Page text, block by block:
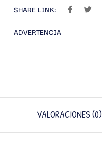
SHARE LINK:
ADVERTENCIA
VALORACIONES (0)